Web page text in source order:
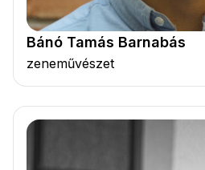
Bánó Tamás Barnabás
zeneművészet